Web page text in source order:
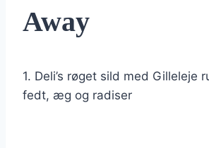
Away
1. Deli’s røget sild med Gilleleje
fedt, æg og radiser